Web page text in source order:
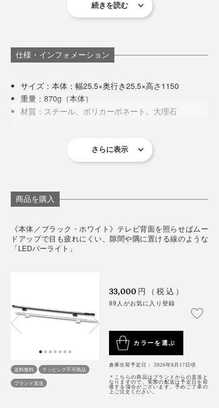
逆に部屋の照明が明るすぎると、目に入る“別のコト”に
壁に光を反射させた「バーライト」の絶妙なじんわり光
目の力みが抜けるよう。
付属のリモコンやアプリで、明るさや色温度（2800、
6500K）を自分好みに細かく設定できるから、部屋の雰
囲気や気分、映像の世界観に合わせて調節できます。
Scene4：ギャラリー・アパレルショップ風に
棚の上段に設置して、天井を照らせばギャラリーやアパ
温かみのあるオレンジ光で、寝る前のリラックス空間を
整えたいなら、ベッドのヘッドボードや足元に設置を。
ダイヤルを左に回せば暗く、右に回せば明るくなりま
す。
調色
日の入りに近いオレンジの電球色・2700K〜正午の太陽
の光に近い昼白色の光・6500Kまで、200K単位で色味
電球色は最大1100ルーメン、昼白色は最大1300ルーメ
直感的にわかりやすいシーン別のイラストアイコンボタ
リラックスモード（マグカップマーク）
明るさ50％、色温度2800K
ただ最近の悩みは、明るい部屋で映画やドラマを観る
目の前の雑誌をパラパラ眺めたり、伸びた爪が気になっ
り……。
気づけば、「アレ、今何て言った？」「なんで別のシー
部屋の灯りを消すと、今度はテレビの発光が目に刺さっ
そんな時、この「バーライト」が我が家にやって来て、
イティングってムードだけかな？と半信半疑でしたが、
とんでもなかった。
る！これぞ、“没入シアターライト”だなと感動。
続きを読む
仕様・インフォメーション
サイズ：本体：幅25.5×奥行き25.5×高さ1150
重量：870g（本体）
材質：スチール、ポリカーボネート、大理石
色温度：2800ケルビン（電球色）〜6500ケルビン
定格寿命：約20,000時間
節）、メモリー機能、タイマー機能（1時間単位で
ON・OFF最大12時間まで）
付属品：専用リモコン（単4電池×2 電池別売）
※スマートフォンAPP「ROOM SWITCH」対応 （アプリの接続にはWi-fi環
境が必要です。2.4GHz帯の電波に対応しております。5GHz帯の電波には
対応しておりません。お手持ちのルーターにて電波の種類、接続方法をご
確認下さい。）
※LED一体型のためLED交換は出来ません。1日6時間の点灯で約3,300日使
用できます。
※照明器具には寿命があり、使用環境によって異なりますが約8〜10年で
す。外観に変化がなくても内部は劣化しますので8年ほど経って点灯しなく
なった場合は買い替えをおすすめします。寿命期間内で点灯しなくなった
さらに表示
商品を購入
《本体／ブラック・ホワイト》テレビ背面を照らせばムー
ドアップで目も疲れにくい、隙間や隅に置ける線のような
「LEDバーライト」
送料無料
ラッピング不可商品
ブランド直送
33,000 円（税込）
89人がお気に入り登録
カラーを選ぶ
倉庫出荷予定日： 2026年8月17日頃
＊こちらの商品はブランドからの直送と
なりますので、実際の配送は予定日を前
後する場合がございます。予めご了承の
上ご注文ください。